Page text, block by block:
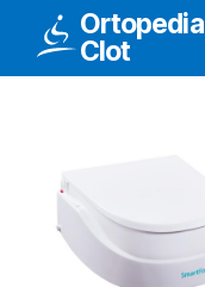
Ortopedia
Clot